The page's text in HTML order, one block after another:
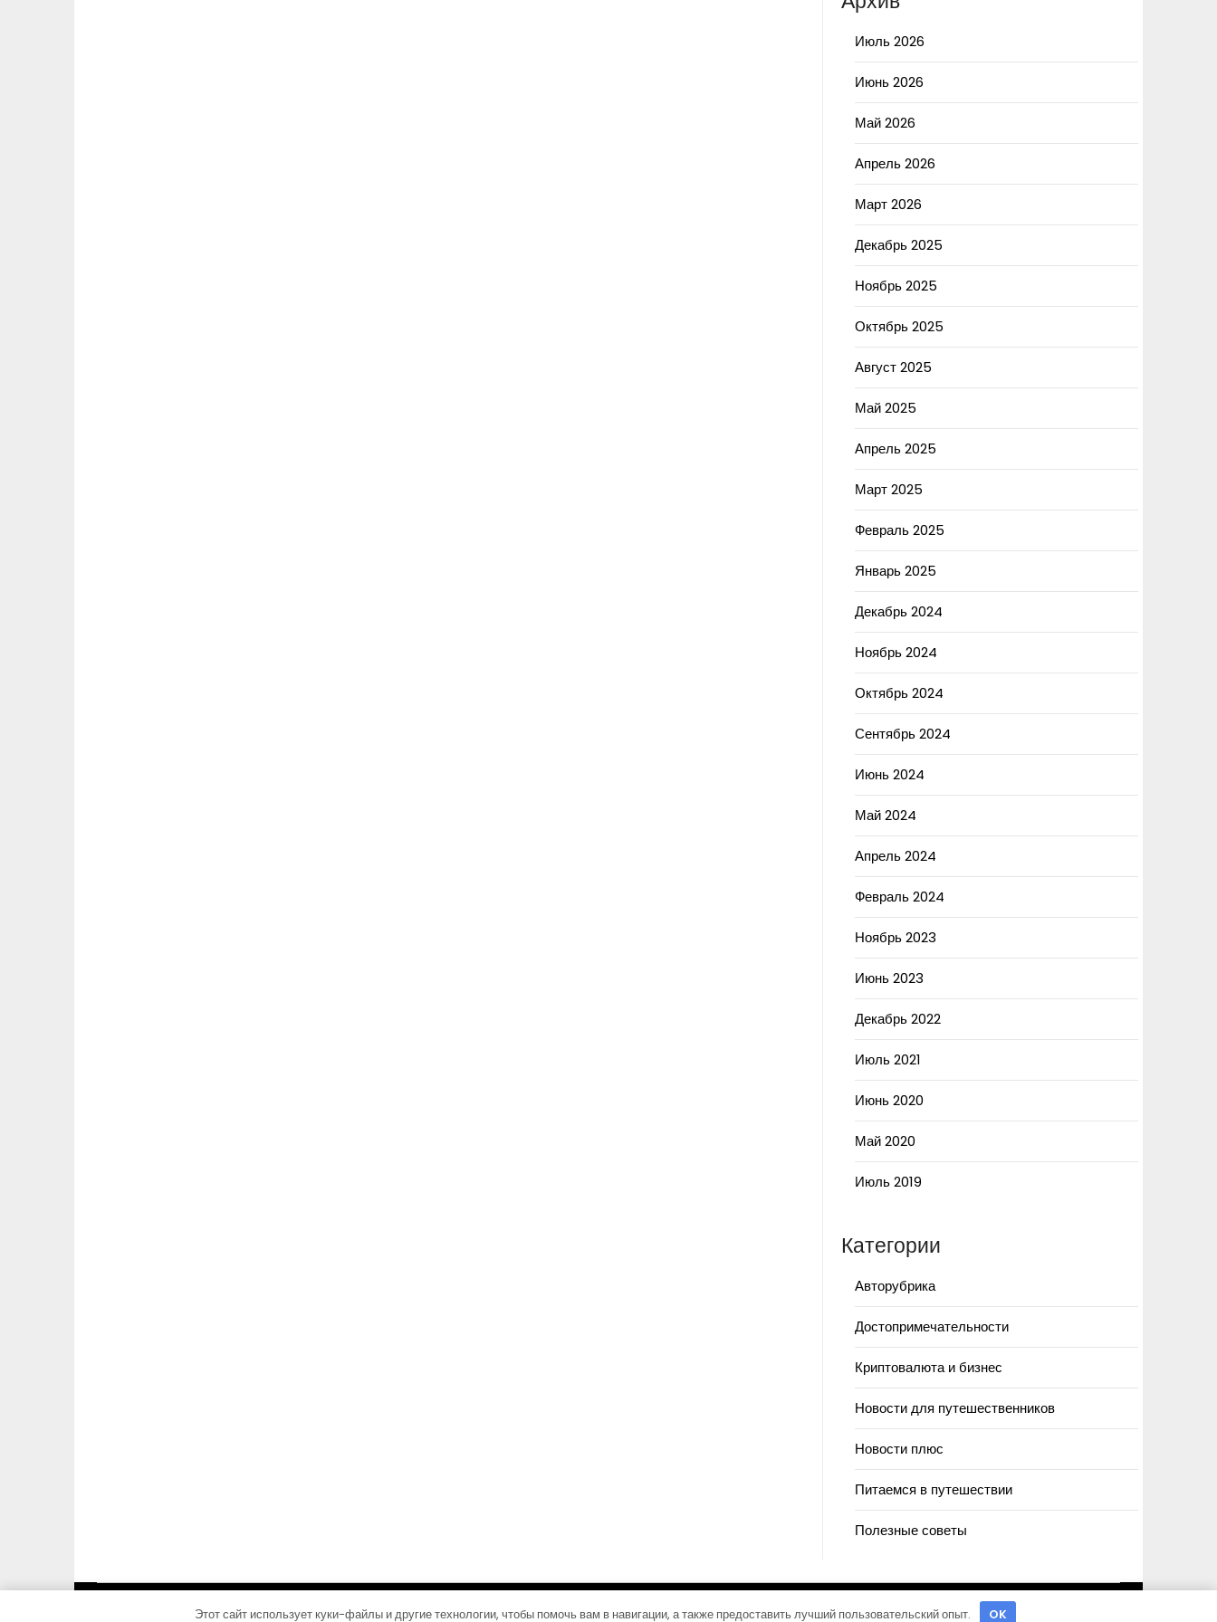
Июль 2026
Июнь 2026
Май 2026
Апрель 2026
Март 2026
Декабрь 2025
Ноябрь 2025
Октябрь 2025
Август 2025
Май 2025
Апрель 2025
Март 2025
Февраль 2025
Январь 2025
Декабрь 2024
Ноябрь 2024
Октябрь 2024
Сентябрь 2024
Июнь 2024
Май 2024
Апрель 2024
Февраль 2024
Ноябрь 2023
Июнь 2023
Декабрь 2022
Июль 2021
Июнь 2020
Май 2020
Июль 2019
Категории
Авторубрика
Достопримечательности
Криптовалюта и бизнес
Новости для путешественников
Новости плюс
Питаемся в путешествии
Полезные советы
©2026 Журналы путешествий| Дизайн:Газетная тема WordPress
Этот сайт использует куки-файлы и другие технологии, чтобы помочь вам в навигации, а также предоставить лучший пользовательский опыт. OK